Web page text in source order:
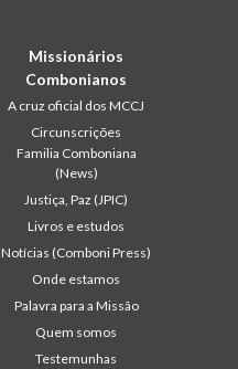
Missionários
Combonianos
A cruz oficial dos MCCJ
Circunscrições
Familia Comboniana
(News)
Justiça, Paz (JPIC)
Livros e estudos
Notícias (Comboni Press)
Onde estamos
Palavra para a Missão
Quem somos
Testemunhas